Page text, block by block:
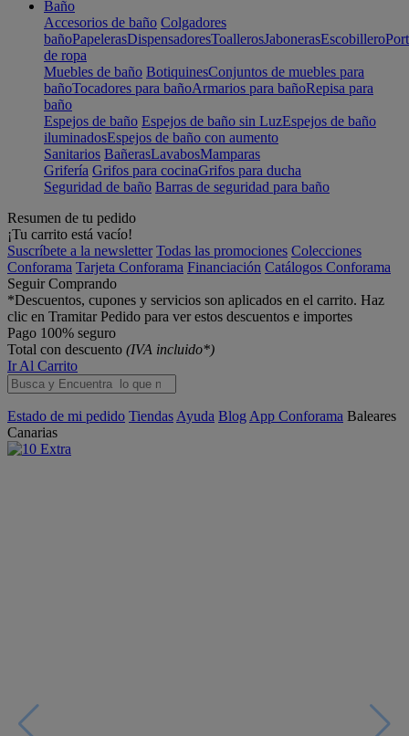
Baño
Accesorios de baño Colgadores
bañoPapelerasDispensadoresToallerosJabonerasEscobillero
de ropa
Muebles de baño BotiquinesConjuntos de muebles para
bañoTocadores para bañoArmarios para bañoRepisa para
baño
Espejos de baño Espejos de baño sin LuzEspejos de baño
iluminadosEspejos de baño con aumento
Sanitarios BañerasLavabosMamparas
Grifería Grifos para cocinaGrifos para ducha
Seguridad de baño Barras de seguridad para baño
Resumen de tu pedido
¡Tu carrito está vacío!
Suscríbete a la newsletter Todas las promociones Colecciones
Conforama Tarjeta Conforama Financiación Catálogos Conforama
Seguir Comprando
*Descuentos, cupones y servicios son aplicados en el carrito. Haz
clic en Tramitar Pedido para ver estos descuentos e importes
Pago 100% seguro
Total con descuento (IVA incluido*)
Ir Al Carrito
Estado de mi pedido Tiendas Ayuda Blog App Conforama Baleares
Canarias